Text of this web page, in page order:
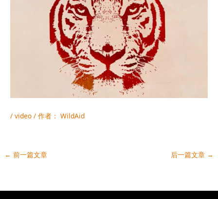
/video / 作者： WildAid
← 前一篇文章 后一篇文章 →